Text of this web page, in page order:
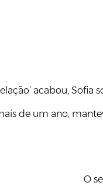
acabou,
de um ano,
O